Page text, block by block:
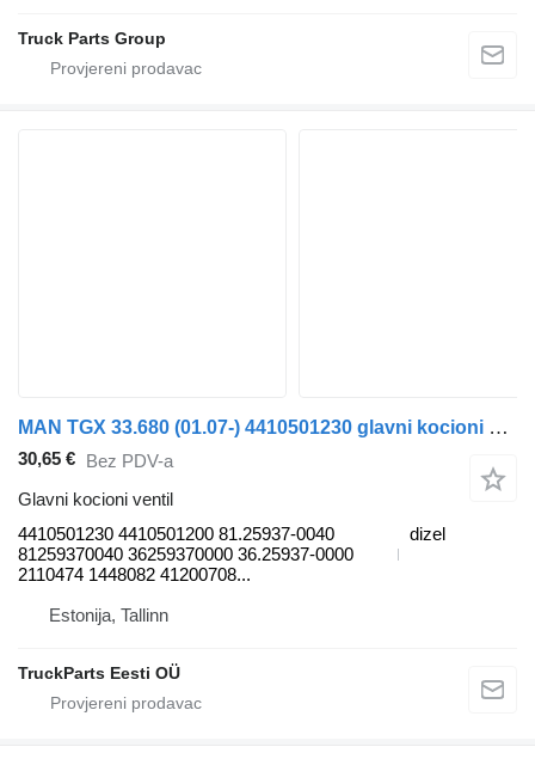
Truck Parts Group
MAN TGX 33.680 (01.07-) 4410501230 glavni kocioni ventil za MAN TGL, TGM, TGS, TGX (2005-2021) tegljača
30,65 € Bez PDV-a
Glavni kocioni ventil
4410501230 4410501200 81.25937-0040
81259370040 36259370000 36.25937-0000
2110474 1448082 41200708...
dizel
Estonija, Tallinn
TruckParts Eesti OÜ